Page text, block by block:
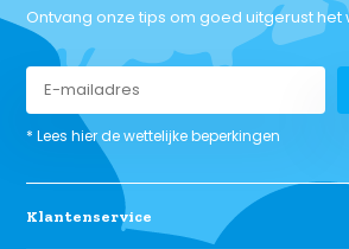
Ontvang onze tips om goed uitgerust het
* Lees hier de wettelijke beperkingen
Klantenservice